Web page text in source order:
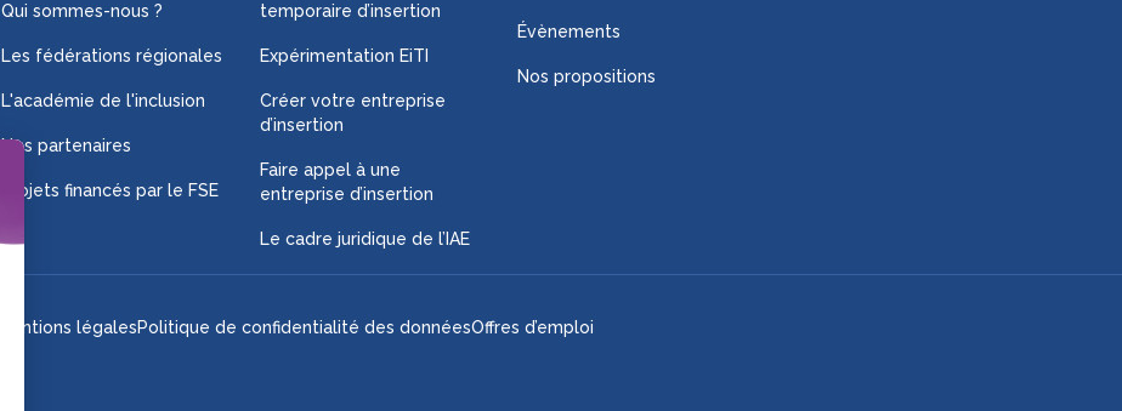
Qui sommes-nous ?
Les fédérations régionales
L'académie de l'inclusion
Nos partenaires
Projets financés par le FSE
temporaire d’insertion
Expérimentation EiTI
Créer votre entreprise
d’insertion
Faire appel à une
entreprise d’insertion
Le cadre juridique de l’IAE
Évènements
Nos propositions
Mentions légalesPolitique de confidentialité des donnéesOffres d’emploi